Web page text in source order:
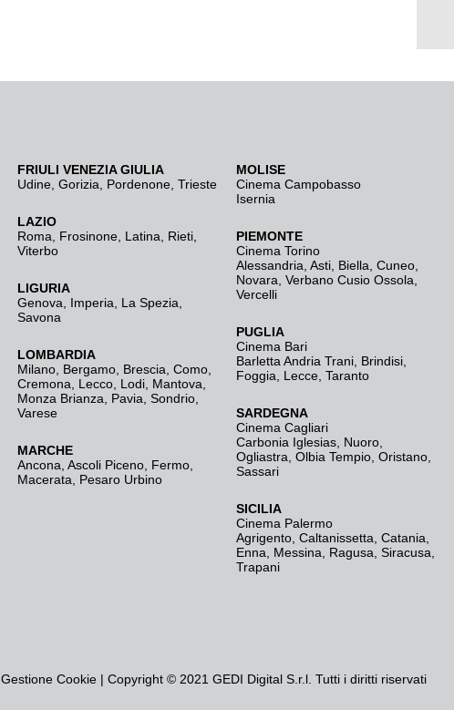
FRIULI VENEZIA GIULIA
Udine Gorizia Pordenone Trieste
LAZIO
Roma
Frosinone Latina Rieti
Viterbo
LIGURIA
Genova
Imperia La Spezia
Savona
LOMBARDIA
Milano Bergamo Brescia, Como
Cremona
Lecco Lodi Mantova
Monza Brianza
Pavia Sondrio
Varese
MARCHE
Ancona Ascoli Piceno Fermo
Macerata
Pesaro Urbino
MOLISE
Cinema Campobasso
Isernia
PIEMONTE
Cinema Torino
Alessandria Asti Biella Cuneo
Novara Verbano Cusio Ossola
Vercelli
PUGLIA
Cinema Bari
Barletta Andria Trani Brindisi
Foggia
Lecce Taranto
SARDEGNA
Cinema Cagliari
Carbonia Iglesias Nuoro
Ogliastra Olbia Tempio Oristano
Sassari
SICILIA
Cinema Palermo
Agrigento Caltanissetta Catania
Enna
Messina Ragusa Siracusa
Trapani
Gestione Cookie | Copyright © 2021 GEDI Digital S.r.l. Tutti i diritti riservati